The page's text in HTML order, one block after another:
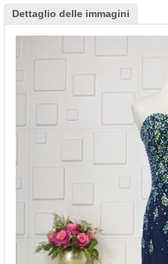
Dettaglio delle immagini